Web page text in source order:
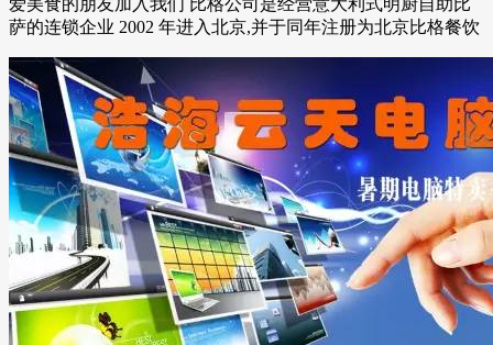
萨的连锁企业 2002 年进入北京,并于同年注册为北京比格餐饮